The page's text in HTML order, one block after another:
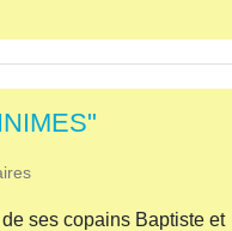
ses copains Baptiste et